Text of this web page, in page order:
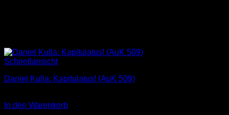
Schnellansicht
Daniel Kulla: Kapitulatus! (AuK 509)
In den Warenkorb